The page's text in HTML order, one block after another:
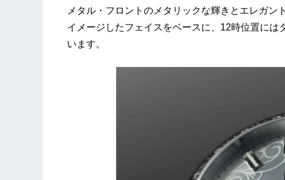
メタル・フロントのメタリックな輝きとエレガ
イメージしたフェイスをベースに、12時位置に
います。